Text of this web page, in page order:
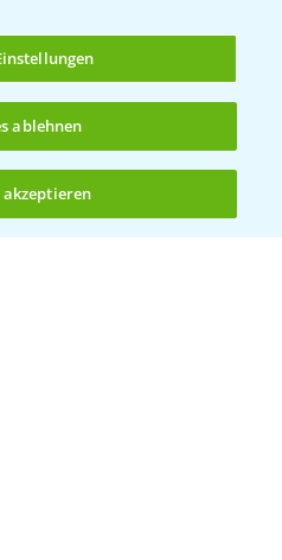
im
(noch 4)
ablehnen
akzeptieren